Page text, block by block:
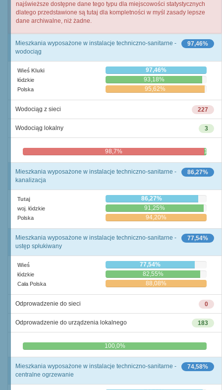
najświeższe dostępne dane tego typu dla miejscowości statystycznych
dlatego przedstawione są tutaj dla kompletności w myśl zasady lepsze
dane archiwalne, niż żadne.
97,46%
Mieszkania wyposażone w instalacje techniczno-sanitarne -
wodociąg
Wieś Kluki 97,46%
łódzkie 93,18%
Polska 95,62%
227
Wodociąg z sieci
3
Wodociąg lokalny
98,7% 1,3%
86,27%
Mieszkania wyposażone w instalacje techniczno-sanitarne -
kanalizacja
Tutaj 86,27%
woj. łódzkie 91,25%
Polska 94,20%
77,54%
Mieszkania wyposażone w instalacje techniczno-sanitarne -
ustęp spłukiwany
Wieś 77,54%
łódzkie 82,55%
Cała Polska 88,08%
0
Odprowadzenie do sieci
183
Odprowadzenie do urządzenia lokalnego
0,0% 100,0%
74,58%
Mieszkania wyposażone w instalacje techniczno-sanitarne -
centralne ogrzewanie